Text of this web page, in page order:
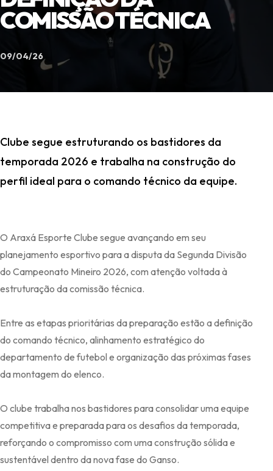
COMISSÃO TÉCNICA
09/04/26
Clube segue estruturando os bastidores da
temporada 2026 e trabalha na construção do
perfil ideal para o comando técnico da equipe.
O Araxá Esporte Clube segue avançando em seu
planejamento esportivo para a disputa da Segunda Divisão
do Campeonato Mineiro 2026, com atenção voltada à
estruturação da comissão técnica.
Entre as etapas prioritárias da preparação estão a definição
do comando técnico, alinhamento estratégico do
departamento de futebol e organização das próximas fases
da montagem do elenco.
O clube trabalha nos bastidores para consolidar uma equipe
competitiva e preparada para os desafios da temporada,
reforçando o compromisso com uma construção sólida e
sustentável dentro da nova fase do Ganso.